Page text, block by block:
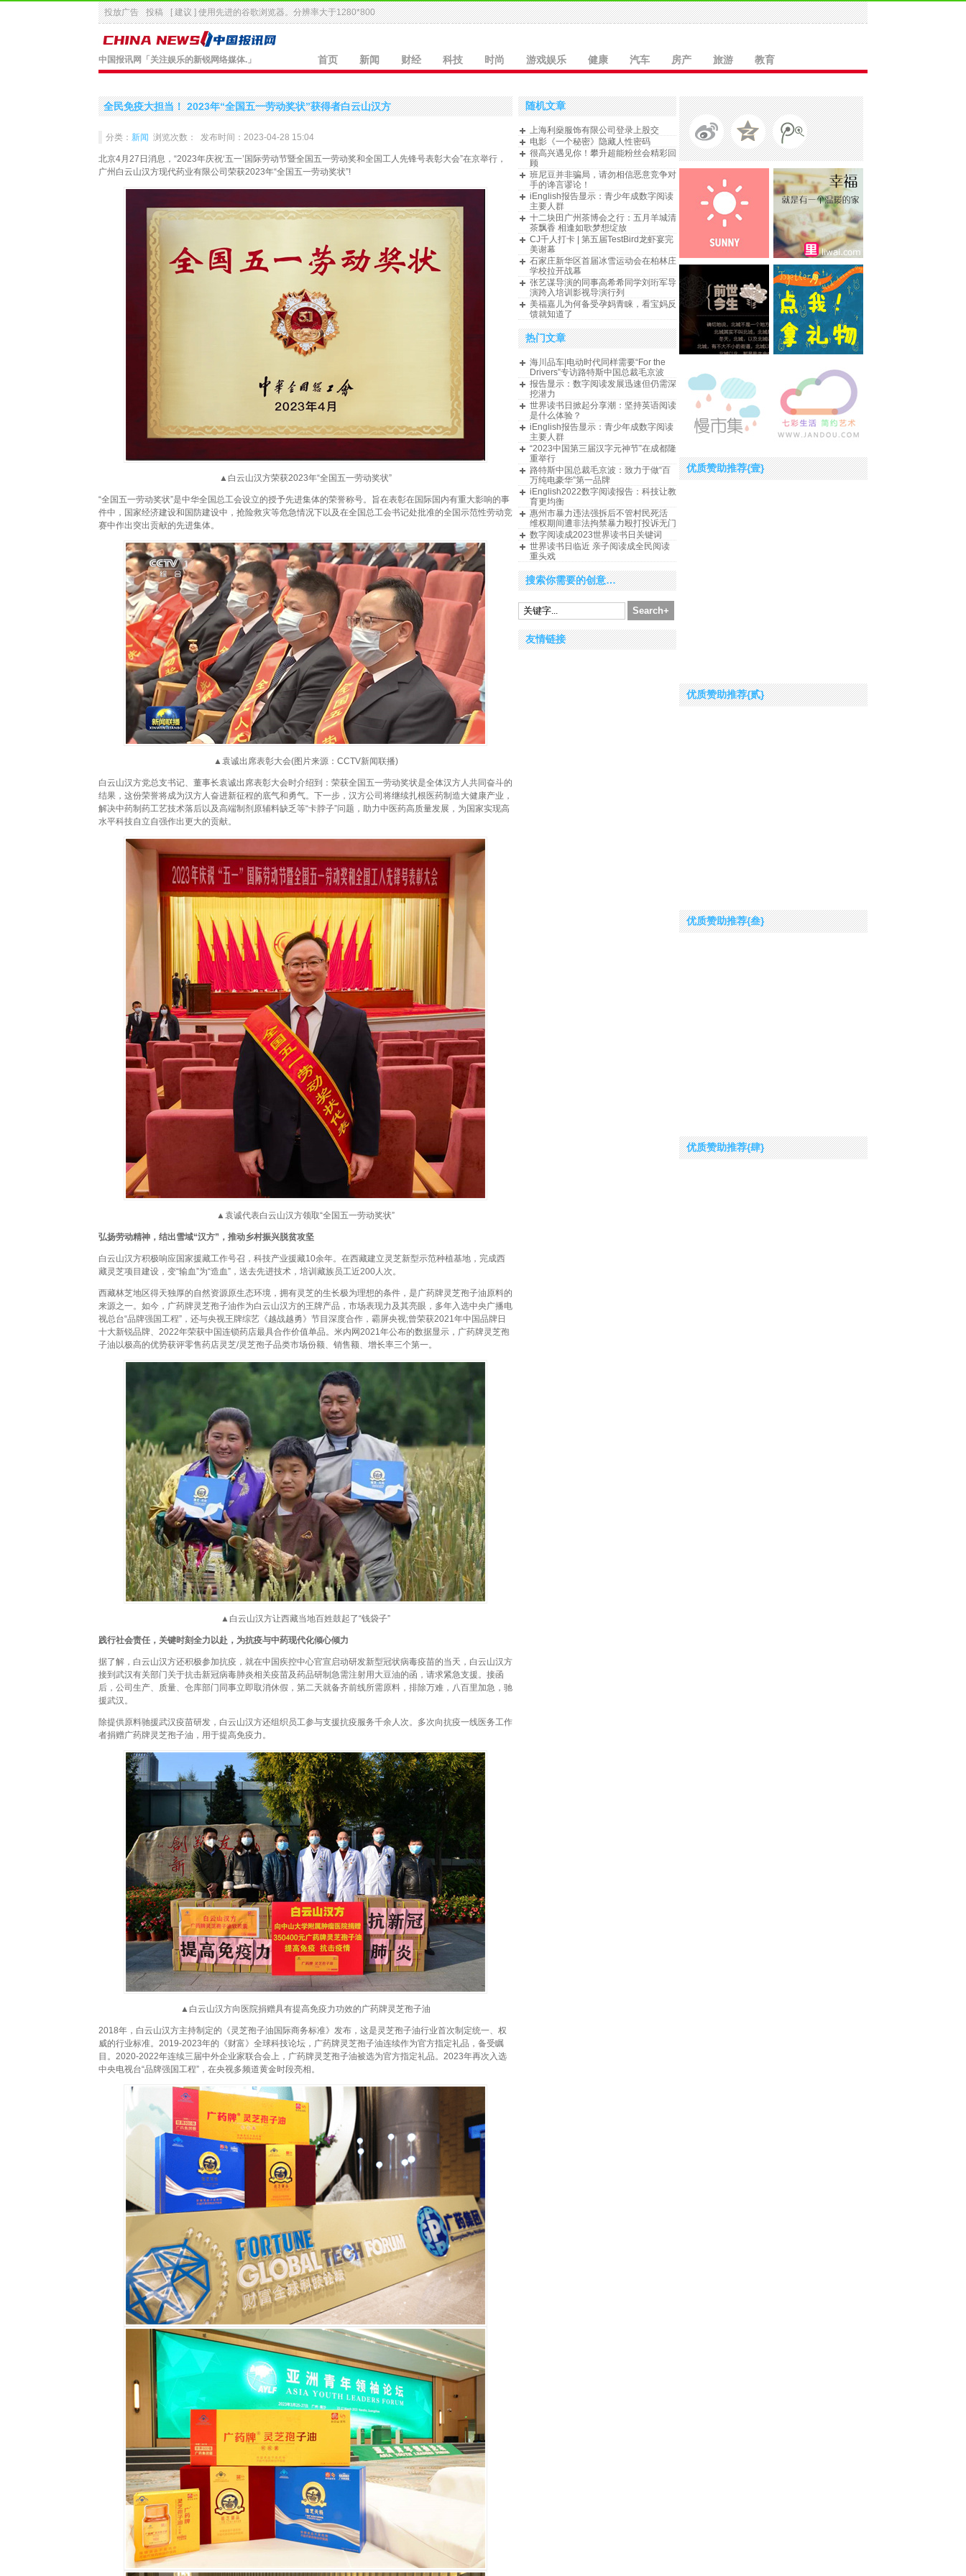
投放广告 投稿 [ 建议 ] 使用先进的谷歌浏览器。分辨率大于1280*800
中国报讯网 「关注娱乐的新锐网络媒体.」 首页 新闻 财经 科技 时尚 游戏娱乐 健康 汽车 房产 旅游 教育
全民免疫大担当！ 2023年“全国五一劳动奖状”获得者白云山汉方
分类： 新闻 浏览次数： 发布时间：2023-04-28 15:04
北京4月27日消息，“2023年庆祝‘五一’国际劳动节暨全国五一劳动奖和全国工人先锋号表彰大会”在京举行，
广州白云山汉方现代药业有限公司荣获2023年“全国五一劳动奖状”!
▲白云山汉方荣获2023年“全国五一劳动奖状”
“全国五一劳动奖状”是中华全国总工会设立的授予先进集体的荣誉称号。旨在表彰在国际国内有重大影响的事
件中，国家经济建设和国防建设中，抢险救灾等危急情况下以及在全国总工会书记处批准的全国示范性劳动竞
赛中作出突出贡献的先进集体。
▲袁诚出席表彰大会(图片来源：CCTV新闻联播)
白云山汉方党总支书记、董事长袁诚出席表彰大会时介绍到：荣获全国五一劳动奖状是全体汉方人共同奋斗的
结果，这份荣誉将成为汉方人奋进新征程的底气和勇气。下一步，汉方公司将继续扎根医药制造大健康产业，
解决中药制药工艺技术落后以及高端制剂原辅料缺乏等“卡脖子”问题，助力中医药高质量发展，为国家实现高
水平科技自立自强作出更大的贡献。
▲袁诚代表白云山汉方领取“全国五一劳动奖状”
弘扬劳动精神，结出雪域“汉方”，推动乡村振兴脱贫攻坚
白云山汉方积极响应国家援藏工作号召，科技产业援藏10余年。在西藏建立灵芝新型示范种植基地，完成西
藏灵芝项目建设，变“输血”为“造血”，送去先进技术，培训藏族员工近200人次。
西藏林芝地区得天独厚的自然资源原生态环境，拥有灵芝的生长极为理想的条件，是广药牌灵芝孢子油原料的
来源之一。如今，广药牌灵芝孢子油作为白云山汉方的王牌产品，市场表现力及其亮眼，多年入选中央广播电
视总台“品牌强国工程”，还与央视王牌综艺《越战越勇》节目深度合作，霸屏央视;曾荣获2021年中国品牌日
十大新锐品牌、2022年荣获中国连锁药店最具合作价值单品。米内网2021年公布的数据显示，广药牌灵芝孢
子油以极高的优势获评零售药店灵芝/灵芝孢子品类市场份额、销售额、增长率三个第一。
▲白云山汉方让西藏当地百姓鼓起了“钱袋子”
践行社会责任，关键时刻全力以赴，为抗疫与中药现代化倾心倾力
据了解，白云山汉方还积极参加抗疫，就在中国疾控中心官宣启动研发新型冠状病毒疫苗的当天，白云山汉方
接到武汉有关部门关于抗击新冠病毒肺炎相关疫苗及药品研制急需注射用大豆油的函，请求紧急支援。接函
后，公司生产、质量、仓库部门同事立即取消休假，第二天就备齐前线所需原料，排除万难，八百里加急，驰
援武汉。
除提供原料驰援武汉疫苗研发，白云山汉方还组织员工参与支援抗疫服务千余人次。多次向抗疫一线医务工作
者捐赠广药牌灵芝孢子油，用于提高免疫力。
▲白云山汉方向医院捐赠具有提高免疫力功效的广药牌灵芝孢子油
2018年，白云山汉方主持制定的《灵芝孢子油国际商务标准》发布，这是灵芝孢子油行业首次制定统一、权
威的行业标准。2019-2023年的《财富》全球科技论坛，广药牌灵芝孢子油连续作为官方指定礼品，备受瞩
目。2020-2022年连续三届中外企业家联合会上，广药牌灵芝孢子油被选为官方指定礼品。2023年再次入选
中央电视台“品牌强国工程”，在央视多频道黄金时段亮相。
随机文章
上海利燊服饰有限公司登录上股交
电影《一个秘密》隐藏人性密码
很高兴遇见你！攀升超能粉丝会精彩回
顾
班尼豆并非骗局，请勿相信恶意竞争对
手的谗言谬论！
iEnglish报告显示：青少年成数字阅读
主要人群
十二块田广州茶博会之行：五月羊城清
茶飘香 相逢如歌梦想绽放
CJ千人打卡 | 第五届TestBird龙虾宴完
美谢幕
石家庄新华区首届冰雪运动会在柏林庄
学校拉开战幕
张艺谋导演的同事高希希同学刘珩军导
演跨入培训影视导演行列
美福嘉儿为何备受孕妈青睐，看宝妈反
馈就知道了
热门文章
海川品车|电动时代同样需要“For the
Drivers”专访路特斯中国总裁毛京波
报告显示：数字阅读发展迅速但仍需深
挖潜力
世界读书日掀起分享潮：坚持英语阅读
是什么体验？
iEnglish报告显示：青少年成数字阅读
主要人群
“2023中国第三届汉字元神节”在成都隆
重举行
路特斯中国总裁毛京波：致力于做“百
万纯电豪华”第一品牌
iEnglish2022数字阅读报告：科技让教
育更均衡
惠州市暴力违法强拆后不管村民死活
维权期间遭非法拘禁暴力殴打投诉无门
数字阅读成2023世界读书日关键词
世界读书日临近 亲子阅读成全民阅读
重头戏
搜索你需要的创意…
友情链接
优质赞助推荐{壹}
优质赞助推荐{贰}
优质赞助推荐{叁}
优质赞助推荐{肆}